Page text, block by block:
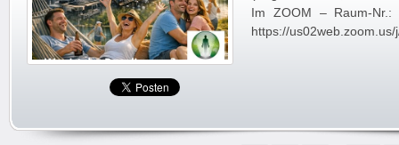
Im ZOOM – Raum-
https://